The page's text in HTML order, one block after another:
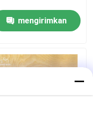
mengirimkan